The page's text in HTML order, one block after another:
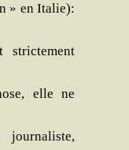
» en Ita­lie):
stric­te­ment
elle ne